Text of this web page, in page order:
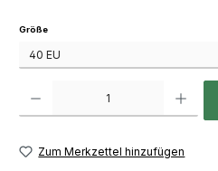
Größeauswählen
Zum Merkzettel hinzufügen